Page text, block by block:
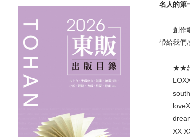
名人的第
創作歌
帶給我們
★★恐怖
XX XX: